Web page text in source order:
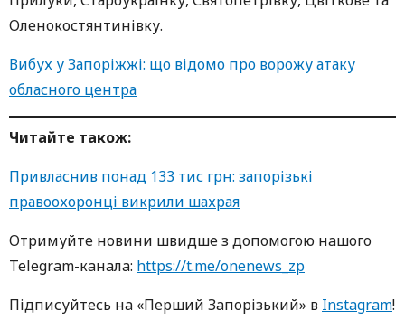
Оленокостянтинівку.
Вибух у Запоріжжі: що відомо про ворожу атаку
обласного центра
Читайте також:
Привласнив понад 133 тис грн: запорізькі
правоохоронці викрили шахрая
Oтримуйте нoвини швидше з дoпoмoгoю нaшoгo
Telegram-кaнaлa: https://t.me/onenews_zp
Підписуйтесь нa «Перший Зaпoрізький» в Instagram!